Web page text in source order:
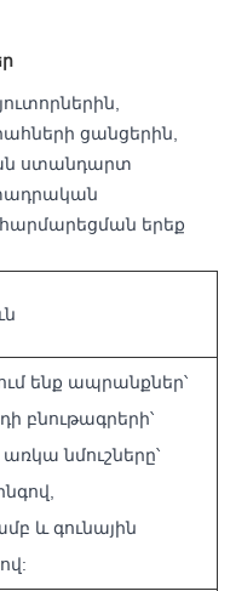
ցանցերին,
ստանդարտ
հարմարեցման երեք
ենք ապրանքներ՝
բնութագրերի՝
նմուշները՝
և գունային